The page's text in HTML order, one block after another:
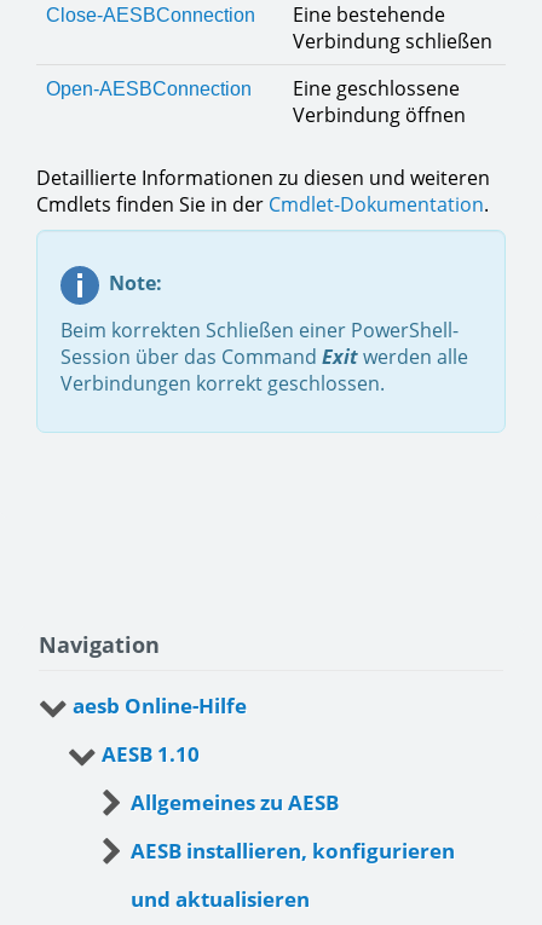
Close-AESBConnection
Eine bestehende
Verbindung schließen
Open-AESBConnection
Eine geschlossene
Verbindung öffnen
Detaillierte Informationen zu diesen und weiteren
Cmdlets finden Sie in der Cmdlet-Dokumentation.
Note:
Beim korrekten Schließen einer PowerShell-
Session über das Command Exitwerden alle
Verbindungen korrekt geschlossen.
Navigation
aesb Online-Hilfe
AESB 1.10
Allgemeines zu AESB
AESB installieren, konfigurieren
und aktualisieren